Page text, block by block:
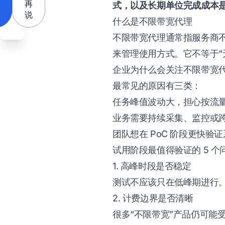
再
说
式，以及长期单位完成成本
什么是不限带宽代理
不限带宽代理通常指服务商
来管理使用方式。它不等于
企业为什么会关注不限带宽
最常见的原因有三类：
任务峰值波动大，担心按流
业务需要持续采集、监控或
团队想在 PoC 阶段更快验
试用阶段最值得验证的 5 个
1. 高峰时段是否稳定
测试不应该只在低峰期进行
2. 计费边界是否清晰
很多“不限带宽”产品仍可能